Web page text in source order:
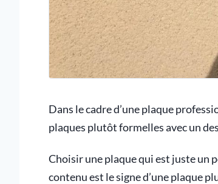
Dans le cadre d’une plaque
plaques plutôt formelles avec un
Choisir une plaque qui est juste un
contenu est le signe d’une plaque